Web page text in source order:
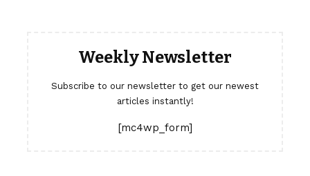
Weekly Newsletter
Subscribe to our newsletter to get our newest
articles instantly!
[mc4wp_form]